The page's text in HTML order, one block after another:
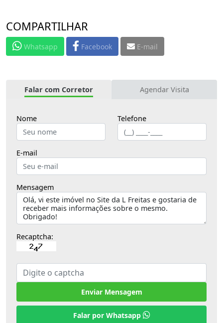
COMPARTILHAR
Whatsapp Facebook E-mail
Falar com Corretor Agendar Visita
Nome Telefone
E-mail
Mensagem
Recaptcha:
Enviar Mensagem
Falar por Whatsapp